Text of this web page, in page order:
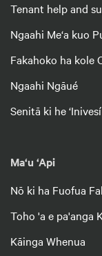
Tenant help and
Ngaahi Me‘a kuo
Fakahoko ha kole
Ngaahi Ngāué
Senitā ki he
Ma‘u ‘Api
Nō ki ha Fuofua
Toho 'a e pa'anga
Kāinga Whenua